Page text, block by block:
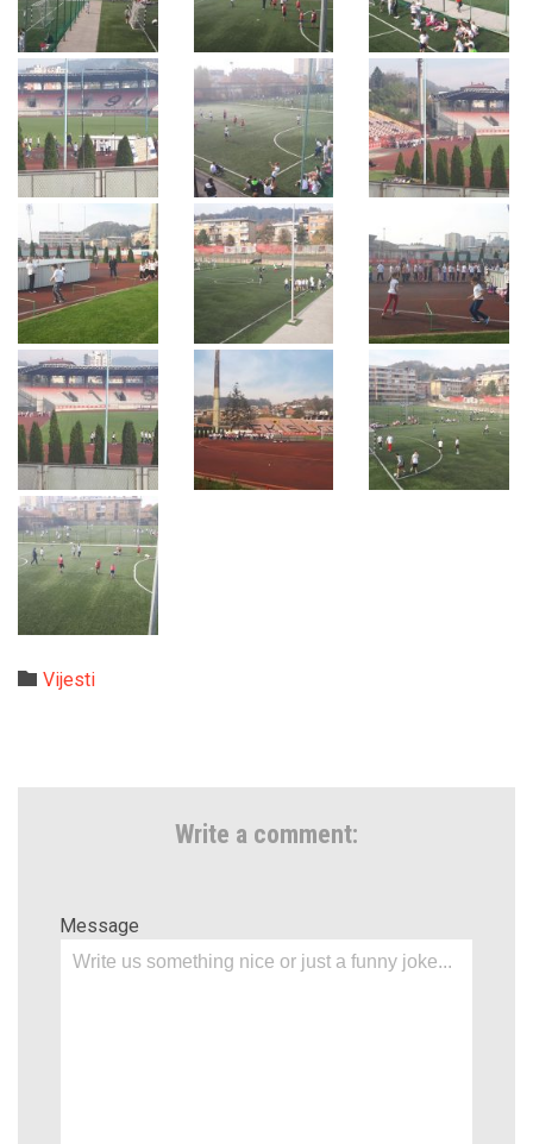
 Category
Vijesti
Write a comment:
Message